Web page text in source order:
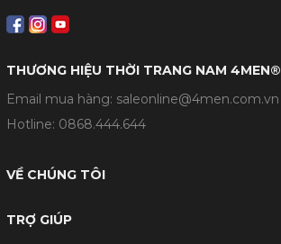
THƯƠNG HIỆU THỜI TRANG NAM 4MEN®
Email mua hàng: saleonline@4men.com.vn
Hotline: 0868.444.644
VỀ CHÚNG TÔI
TRỢ GIÚP